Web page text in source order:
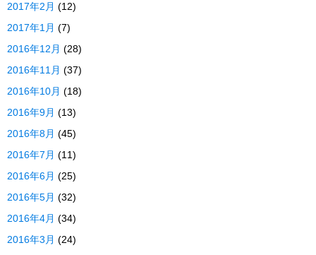
2017年2月 (12)
2017年1月 (7)
2016年12月 (28)
2016年11月 (37)
2016年10月 (18)
2016年9月 (13)
2016年8月 (45)
2016年7月 (11)
2016年6月 (25)
2016年5月 (32)
2016年4月 (34)
2016年3月 (24)